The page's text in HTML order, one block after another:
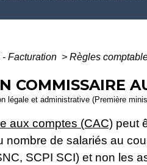
Facturation > Règles
COMMISSAIRE
légale et administrative (Première
aux comptes (CAC) peut
nombre de salariés au
SCPI SCI) et non les